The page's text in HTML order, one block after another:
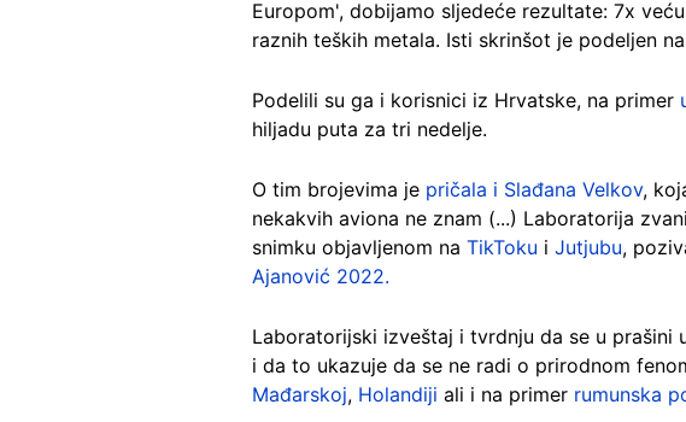
Europom', dobijamo sljedeće rezultate: 7x
raznih teških metala. Isti skrinšot je podeljen
Podelili su ga i korisnici iz Hrvatske, na primer
hiljadu puta za tri nedelje.
O tim brojevima je pričala i Slađana Velkov,
nekakvih aviona ne znam (...) Laboratorija
snimku objavljenom na TikToku i Jutjubu,
Ajanović 2022.
Laboratorijski izveštaj i tvrdnju da se u prašini
i da to ukazuje da se ne radi o prirodnom
Mađarskoj, Holandiji ali i na primer rumunska